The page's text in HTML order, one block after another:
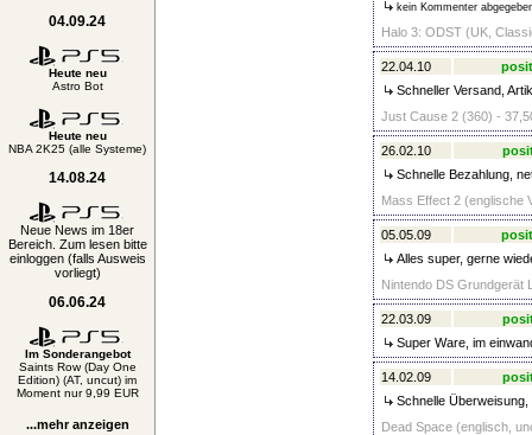
04.09.24
Heute neu
Astro Bot
Heute neu
NBA 2K25 (alle Systeme)
14.08.24
Neue News im 18er
Bereich. Zum lesen bitte
einloggen (falls Ausweis
vorliegt)
06.06.24
Im Sonderangebot
Saints Row (Day One
Edition) (AT, uncut) im
Moment nur 9,99 EUR
...mehr anzeigen
kein Kommenter
Halo 3: ODST (UK,
22.04.10
Schneller Versand,
Just Cause 2 (360) -
26.02.10
Schnelle Bezahlung,
Mass Effect 2 (englische
05.05.09
Alles super, gerne
Nintendo DS Grundgerät
22.03.09
Super Ware, im
14.02.09
Schnelle
Dead Space (englisch,